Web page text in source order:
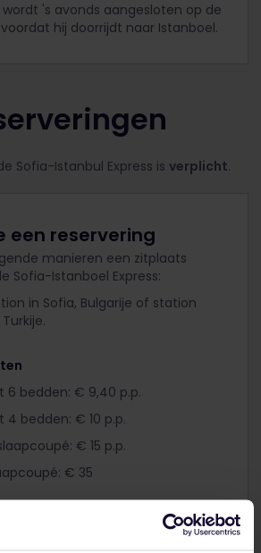
's avonds aangesloten op de
voordat hij doorrijdt naar Istanboel.
Sofia-Istanbul Express is verplicht.
een reservering
manieren een zitplaats
Sofia-Istanboel Express:
in Sofia, Bulgarije of station
bedden: € 9,40 p.p.
bedden: € 10 p.p.
€ 15 p.p.
€ 35